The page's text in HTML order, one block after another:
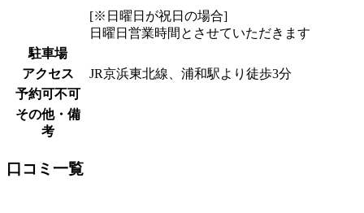
[※日曜日が祝日の場合]
日曜日営業時間とさせていただきます
駐車場
アクセス
JR京浜東北線、浦和駅より徒歩3分
予約可不可
その他・備
考
口コミ一覧